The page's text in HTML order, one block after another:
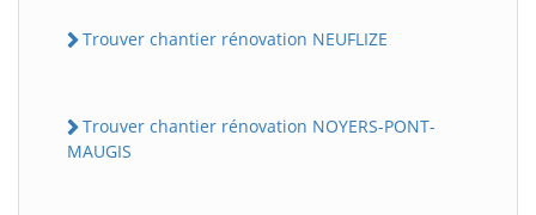
Trouver chantier rénovation NEUFLIZE
Trouver chantier rénovation NOYERS-PONT-
MAUGIS